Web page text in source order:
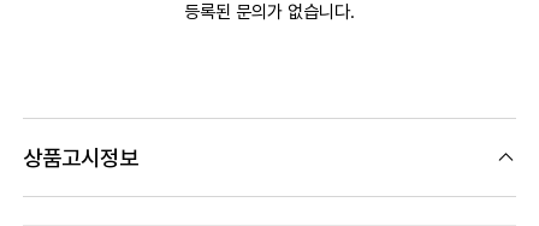
등록된 문의가 없습니다.
상품고시정보